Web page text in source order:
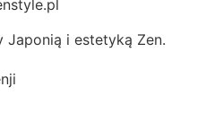
Japonią i estetyką Zen.